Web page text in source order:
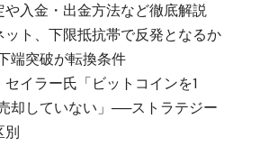
や入金・出金方法など徹底解説
ット、下限抵抗帯で反発となるか
端突破が転換条件
セイラー氏「ビットコインを1
却していない」──ストラテジー
別